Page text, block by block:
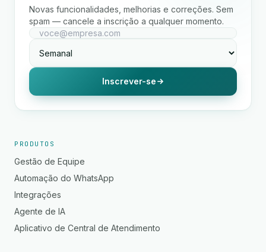
Novas funcionalidades, melhorias e correções. Sem
spam — cancele a inscrição a qualquer momento.
Inscrever-se
PRODUTOS
Gestão de Equipe
Automação do WhatsApp
Integrações
Agente de IA
Aplicativo de Central de Atendimento